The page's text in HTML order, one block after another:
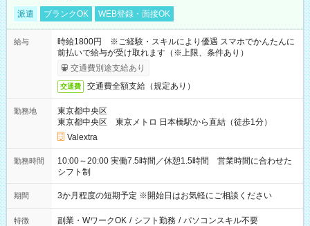
派遣 ブランクOK WEB登録・面接OK
給与
時給1800円 ※ご経験・スキルにより優遇 スマホでかんたんに
前払いで給与が受け取れます（※上限、条件あり）
交通費別途支給あり
交通費 交通費全額支給（規定あり）
勤務地
東京都中央区
東京都中央区 東京メトロ 日本橋駅から直結（徒歩1分）
Valextra
勤務時間
10:00～20:00 実働7.5時間／休憩1.5時間 営業時間に合わせた
シフト制
期間 3か月程度の短期予定 ※開始日はお気軽にご相談ください
特徴 副業・WワークOK / シフト勤務 / パソコンスキル不要